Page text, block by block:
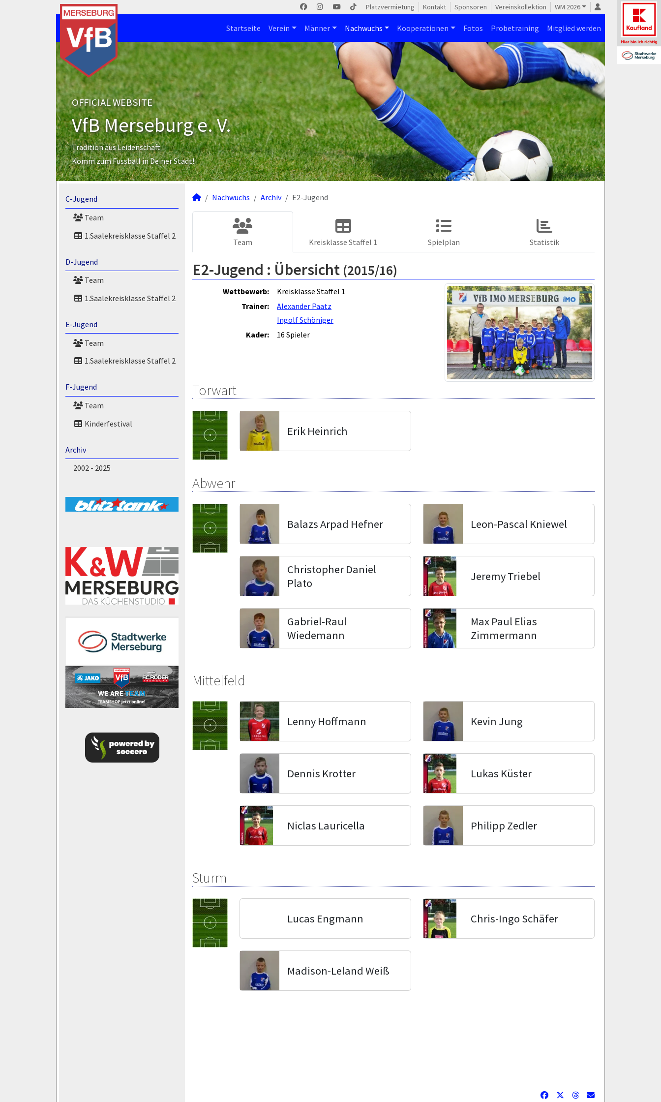
Platzvermietung Kontakt Sponsoren Vereinskollektion WM 2026
Startseite Verein Männer Nachwuchs Kooperationen Fotos Probetraining Mitglied werden
OFFICIAL WEBSITE
VfB Merseburg e. V.
Tradition aus Leidenschaft
Komm zum Fussball in Deiner Stadt!
C-Jugend
Team
1.Saalekreisklasse Staffel 2
D-Jugend
Team
1.Saalekreisklasse Staffel 2
E-Jugend
Team
1.Saalekreisklasse Staffel 2
F-Jugend
Team
Kinderfestival
Archiv
2002 - 2025
Nachwuchs Archiv E2-Jugend
Team Kreisklasse Staffel 1 Spielplan Statistik
E2-Jugend : Übersicht (2015/16)
Wettbewerb:
Kreisklasse Staffel 1
Trainer:
Alexander Paatz
Ingolf Schöniger
Kader:
16 Spieler
Torwart
Erik Heinrich
Abwehr
Balazs Arpad Hefner Leon-Pascal Kniewel
Christopher Daniel
Plato
Jeremy Triebel
Gabriel-Raul
Wiedemann
Max Paul Elias
Zimmermann
Mittelfeld
Lenny Hoffmann Kevin Jung
Dennis Krotter Lukas Küster
Niclas Lauricella Philipp Zedler
Sturm
Lucas Engmann Chris-Ingo Schäfer
Madison-Leland Weiß